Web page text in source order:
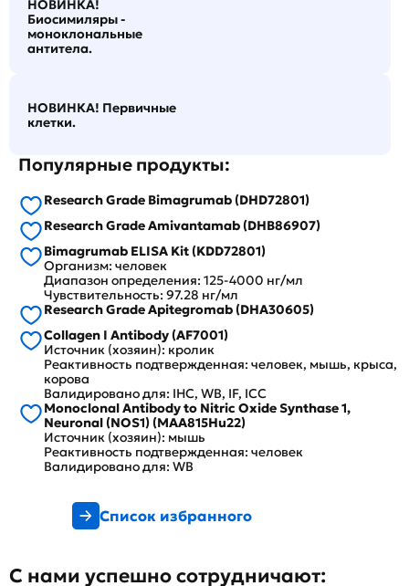
НОВИНКА!
Биосимиляры -
моноклональные
антитела.
НОВИНКА! Первичные
клетки.
Популярные продукты:
Research Grade Bimagrumab (DHD72801)
Research Grade Amivantamab (DHB86907)
Bimagrumab ELISA Kit (KDD72801)
Организм: человек
Диапазон определения: 125-4000 нг/мл
Чувствительность: 97.28 нг/мл
Research Grade Apitegromab (DHA30605)
Collagen I Antibody (AF7001)
Источник (хозяин): кролик
Реактивность подтвержденная: человек, мышь, крыса,
корова
Валидировано для: IHC, WB, IF, ICC
Monoclonal Antibody to Nitric Oxide Synthase 1,
Neuronal (NOS1) (MAA815Hu22)
Источник (хозяин): мышь
Реактивность подтвержденная: человек
Валидировано для: WB
Список избранного
С нами успешно сотрудничают: